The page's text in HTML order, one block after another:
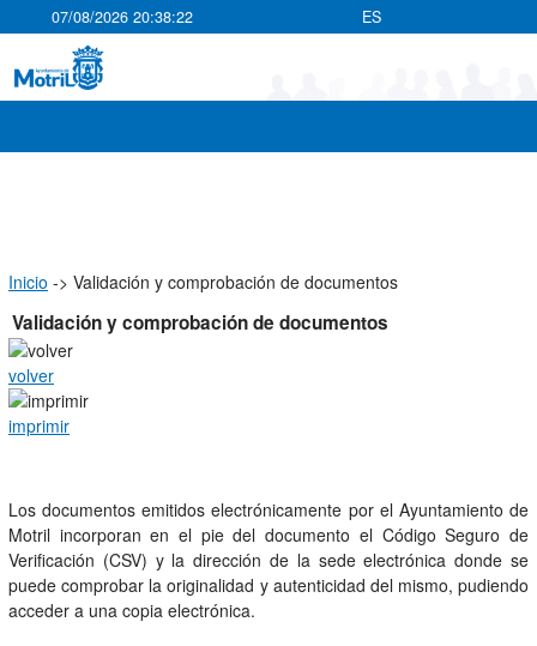
07/08/2026 20:38:23 ES
Inicio -> Validación y comprobación de documentos
Validación y comprobación de documentos
volver
imprimir
Los documentos emitidos electrónicamente por el Ayuntamiento de
Motril incorporan en el pie del documento el Código Seguro de
Verificación (CSV) y la dirección de la sede electrónica donde se
puede comprobar la originalidad y autenticidad del mismo, pudiendo
acceder a una copia electrónica.